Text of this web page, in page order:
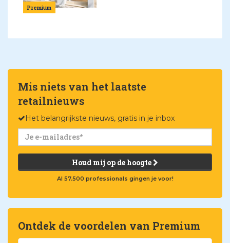
Premium
Mis niets van het laatste
retailnieuws
Het belangrijkste nieuws, gratis in je inbox
Houd mij op de hoogte
Al 57.500 professionals gingen je voor!
Ontdek de voordelen van Premium